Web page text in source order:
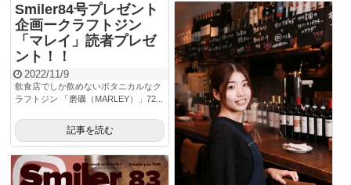
Smiler84号プレゼント
企画ークラフトジン
「マレイ」読者プレゼ
ント！！
2022/11/9
飲食店でしか飲めないボタニカルなク
ラフトジン 「磨礪（MARLEY）」72...
記事を読む